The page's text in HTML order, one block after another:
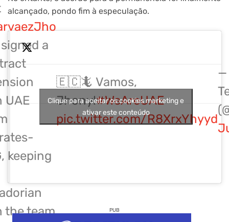
alcançado, pondo fim à especulação.
a
UAE
keeping
the team
🇪🇨🦎 Vamos,
Jhony!#WeAreUAE
pic.twitter.com/R8XrxYhyyd
—
Clique para aceitar os cookies marketing e
ativar este conteúdo
PUB